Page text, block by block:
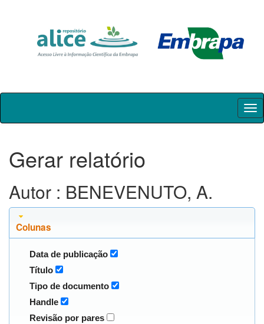
Skip
Gerar relatório
Autor : BENEVENUTO, A.
Colunas
Data de publicação
Título
Tipo de documento
Handle
Revisão por pares